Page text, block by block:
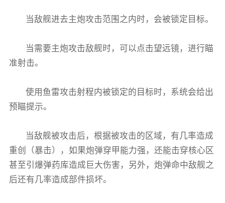
当敌舰进去主炮攻击范围之内时，会被锁定目标。
当需要主炮攻击敌舰时，可以点击望远镜，进行瞄
准射击。
使用鱼雷攻击射程内被锁定的目标时，系统会给出
预瞄提示。
当敌舰被攻击后，根据被攻击的区域，有几率造成
重创（暴击），如果炮弹穿甲能力强，还能击穿核心区
甚至引爆弹药库造成巨大伤害，另外，炮弹命中敌舰之
后还有几率造成部件损坏。